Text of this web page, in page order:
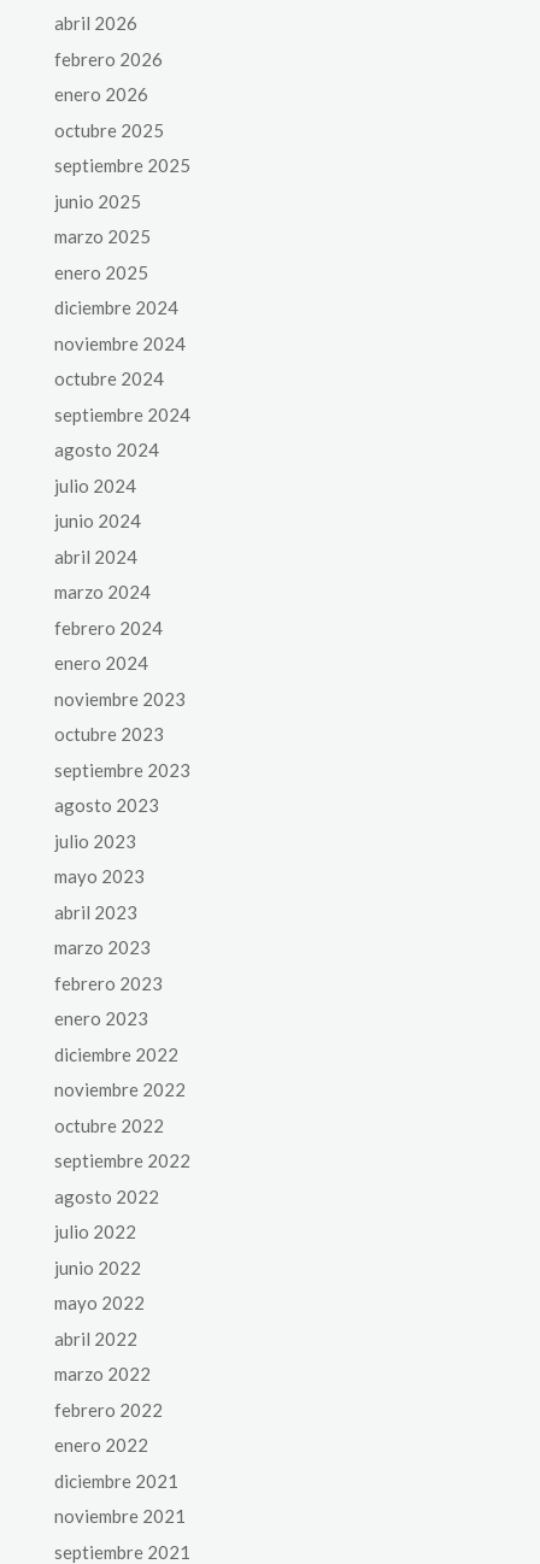
abril 2026
febrero 2026
enero 2026
octubre 2025
septiembre 2025
junio 2025
marzo 2025
enero 2025
diciembre 2024
noviembre 2024
octubre 2024
septiembre 2024
agosto 2024
julio 2024
junio 2024
abril 2024
marzo 2024
febrero 2024
enero 2024
noviembre 2023
octubre 2023
septiembre 2023
agosto 2023
julio 2023
mayo 2023
abril 2023
marzo 2023
febrero 2023
enero 2023
diciembre 2022
noviembre 2022
octubre 2022
septiembre 2022
agosto 2022
julio 2022
junio 2022
mayo 2022
abril 2022
marzo 2022
febrero 2022
enero 2022
diciembre 2021
noviembre 2021
septiembre 2021